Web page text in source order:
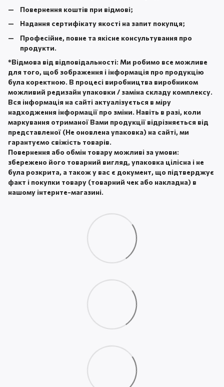
Повернення коштів при відмові;
Надання сертифікату якості на запит покупця;
Професійне, повне та якісне консультування про
продукти.
*Відмова від відповідальності: Ми робимо все можливе
для того, щоб зображення і інформація про продукцію
була коректною. В процесі виробництва виробником
можливий редизайн упаковки / заміна складу комплексу.
Вся інформація на сайті актуалізується в міру
надходження інформації про зміни. Навіть в разі, коли
маркування отриманої Вами продукції відрізняється від
представленої (Не оновлена ​​упаковка) на сайті, ми
гарантуємо свіжість товарів.
Повернення або обмін товару можливі за умови:
збережено його товарний вигляд, упаковка цілісна і не
була розкрита, а також у вас є документ, що підтверджує
факт і покупки товару (товарний чек або накладна) в
нашому інтернте-магазині.